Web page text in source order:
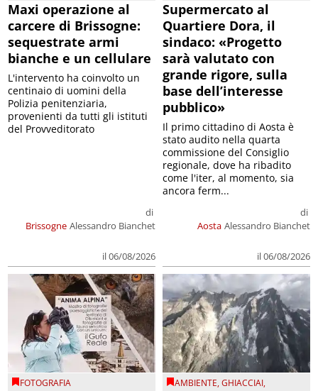
Maxi operazione al
carcere di Brissogne:
sequestrate armi
bianche e un cellulare
Brissogne
di
Alessandro Bianchet
il 06/08/2026
L'intervento ha coinvolto un
centinaio di uomini della
Polizia penitenziaria,
provenienti da tutti gli istituti
del Provveditorato
Supermercato al
Quartiere Dora, il
sindaco: «Progetto
sarà valutato con
grande rigore, sulla
base dell’interesse
pubblico»
Aosta
di
Alessandro Bianchet
il 06/08/2026
Il primo cittadino di Aosta è
stato audito nella quarta
commissione del Consiglio
regionale, dove ha ribadito
come l'iter, al momento, sia
ancora ferm...
FOTOGRAFIA AMBIENTE,GHIACCIAI,